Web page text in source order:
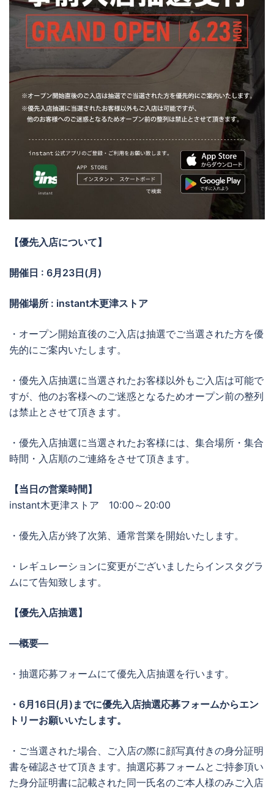
【優先入店について】
開催日 : 6月23日(月)
開催場所 : instant木更津ストア
・オープン開始直後のご入店は抽選でご当選された方を優
先的にご案内いたします。
・優先入店抽選に当選されたお客様以外もご入店は可能で
すが、他のお客様へのご迷惑となるためオープン前の整列
は禁止とさせて頂きます。
・優先入店抽選に当選されたお客様には、集合場所・集合
時間・入店順のご連絡をさせて頂きます。
【当日の営業時間】
instant木更津ストア 10:00～20:00
・優先入店が終了次第、通常営業を開始いたします。
・レギュレーションに変更がございましたらインスタグラ
ムにて告知致します。
【優先入店抽選】
―概要―
・抽選応募フォームにて優先入店抽選を行います。
・6月16日(月)までに優先入店抽選応募フォームからエン
トリーお願いいたします。
・ご当選された場合、ご入店の際に顔写真付きの身分証明
書を確認させて頂きます。抽選応募フォームとご持参頂い
た身分証明書に記載された同一氏名のご本人様のみご入店